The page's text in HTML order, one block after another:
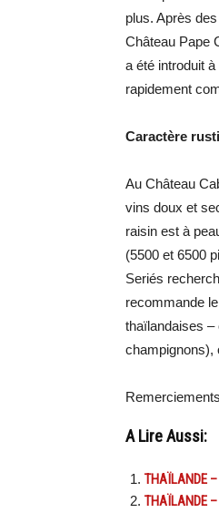
plus. Après
Château Pape
a été introduit
rapidement
Caractère
Au Château
vins doux et
raisin est à
(5500 et 6500
Seriés
recommande
thaïlandaises –
champignons),
A Lire Aussi:
THAÏLANDE
THAÏLANDE